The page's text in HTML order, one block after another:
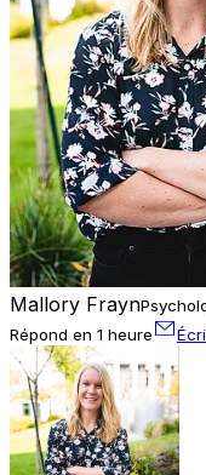
Mallory Frayn
Répond en 1 heure